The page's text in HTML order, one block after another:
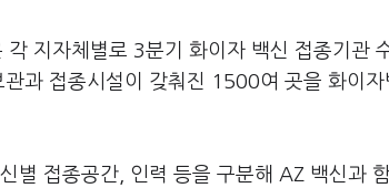
각 지자체별로 3분기 화이자 백신 접종기관
과 접종시설이 갖춰진 1500여 곳을 화이
별 접종공간, 인력 등을 구분해 AZ 백신과